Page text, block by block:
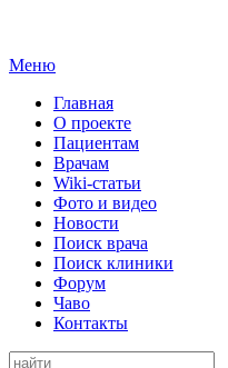
Меню
Главная
О проекте
Пациентам
Врачам
Wiki-статьи
Фото и видео
Новости
Поиск врача
Поиск клиники
Форум
Чаво
Контакты